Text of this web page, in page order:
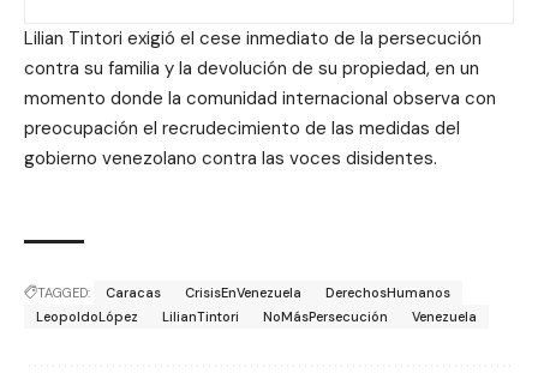
Lilian Tintori exigió el cese inmediato de la persecución
contra su familia y la devolución de su propiedad, en un
momento donde la comunidad internacional observa con
preocupación el recrudecimiento de las medidas del
gobierno venezolano contra las voces disidentes.
TAGGED: Caracas CrisisEnVenezuela
DerechosHumanos
LeopoldoLópez
LilianTintori NoMásPersecución Venezuela